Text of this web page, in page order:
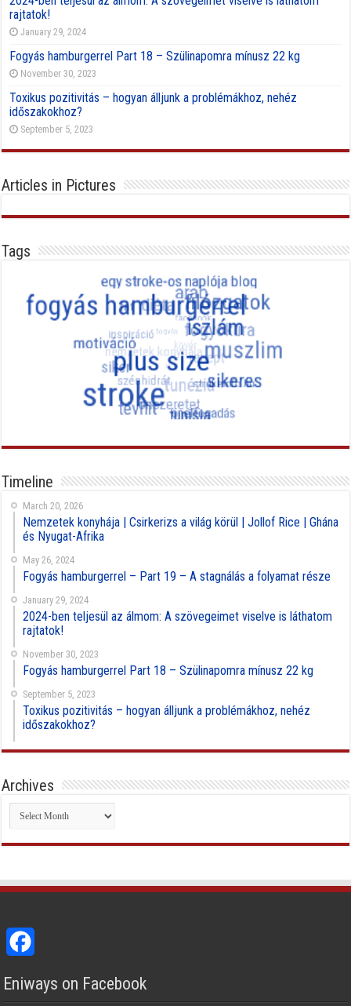
rajtatok!
January 29, 2024
Fogyás hamburgerrel Part 18 – Szülinapomra mínusz 22 kg
November 30, 2023
Toxikus pozitivitás – hogyan álljunk a problémákhoz, nehéz
időszakokhoz?
September 5, 2023
Articles in Pictures
Tags
Timeline
March 20, 2026
Nemzetek konyhája | Csirkerizs a világ körül | Jollof Rice | Ghána
és Nyugat-Afrika
May 26, 2024
Fogyás hamburgerrel – Part 19 – A stagnálás a folyamat része
January 29, 2024
2024-ben teljesül az álmom: A szövegeimet viselve is láthatom
rajtatok!
November 30, 2023
Fogyás hamburgerrel Part 18 – Szülinapomra mínusz 22 kg
September 5, 2023
Toxikus pozitivitás – hogyan álljunk a problémákhoz, nehéz
időszakokhoz?
Archives
Archives
Eniways on Facebook